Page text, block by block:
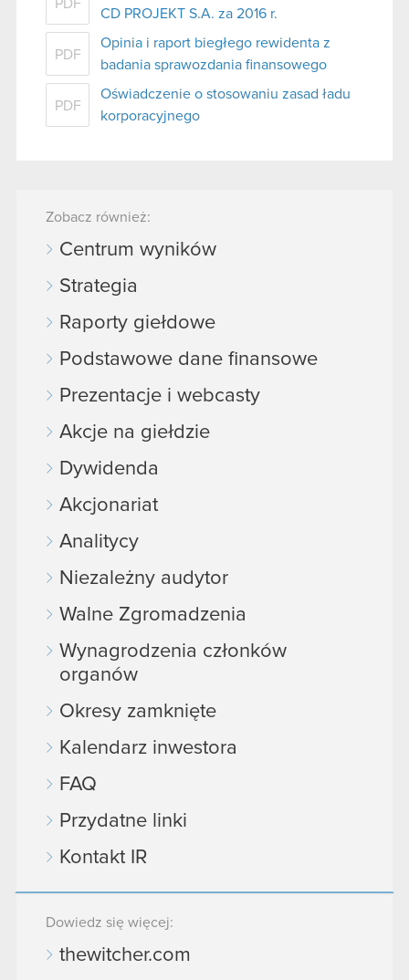
PDF
CD PROJEKT S.A. za 2016 r.
PDF
Opinia i raport biegłego rewidenta z
badania sprawozdania finansowego
PDF
Oświadczenie o stosowaniu zasad ładu
korporacyjnego
Zobacz również:
Centrum wyników
Strategia
Raporty giełdowe
Podstawowe dane finansowe
Prezentacje i webcasty
Akcje na giełdzie
Dywidenda
Akcjonariat
Analitycy
Niezależny audytor
Walne Zgromadzenia
Wynagrodzenia członków
organów
Okresy zamknięte
Kalendarz inwestora
FAQ
Przydatne linki
Kontakt IR
Dowiedz się więcej:
thewitcher.com